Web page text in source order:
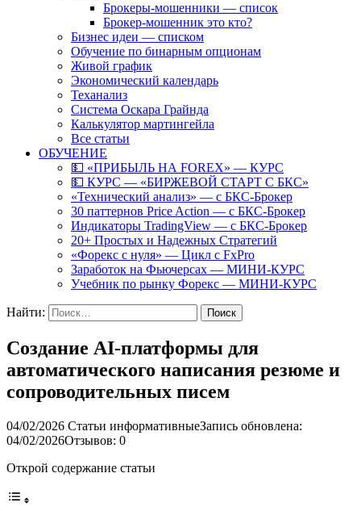
Брокеры-мошенники — список
Брокер-мошенник это кто?
Бизнес идеи — списком
Обучение по бинарным опционам
Живой график
Экономический календарь
Теханализ
Система Оскара Грайнда
Калькулятор мартингейла
Все статьи
ОБУЧЕНИЕ
💵 «ПРИБЫЛЬ НА FOREX» — КУРС
💵 КУРС — «БИРЖЕВОЙ СТАРТ С БКС»
«Технический анализ» — с БКС-Брокер
30 паттернов Price Action — с БКС-Брокер
Индикаторы TradingView — с БКС-Брокер
20+ Простых и Надежных Стратегий
«Форекс с нуля» — Цикл с FxPro
Заработок на Фьючерсах — МИНИ-КУРС
Учебник по рынку Форекс — МИНИ-КУРС
Найти:
Создание AI-платформы для
автоматического написания резюме и
сопроводительных писем
04/02/2026 Статьи информативныеЗапись обновлена:
04/02/2026Отзывов: 0
Открой содержание статьи